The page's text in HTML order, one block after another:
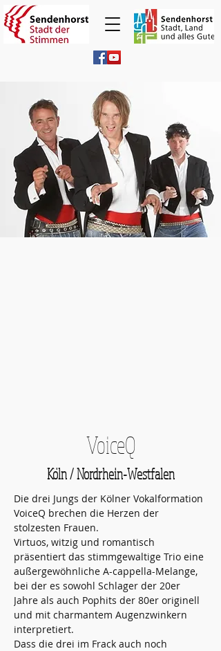
VoiceQ
Köln / Nordrhein-Westfalen
Die drei Jungs der Kölner Vokalformation
VoiceQ brechen die Herzen der
stolzesten Frauen.
Virtuos, witzig und romantisch
präsentiert das stimmgewaltige Trio eine
außergewöhnliche A-cappella-Melange,
bei der es sowohl Schlager der 20er
Jahre als auch Pophits der 80er originell
und mit charmantem Augenzwinkern
interpretiert.
Dass die drei im Frack auch noch